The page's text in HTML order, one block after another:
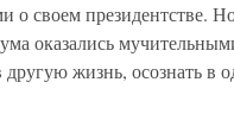
о своем президентстве.
оказались
другую жизнь, осознать в